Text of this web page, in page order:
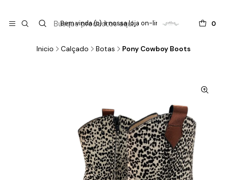
0
Bem vinda (o) à nossa loja on-line !
Inicio Calçado Botas Pony Cowboy Boots